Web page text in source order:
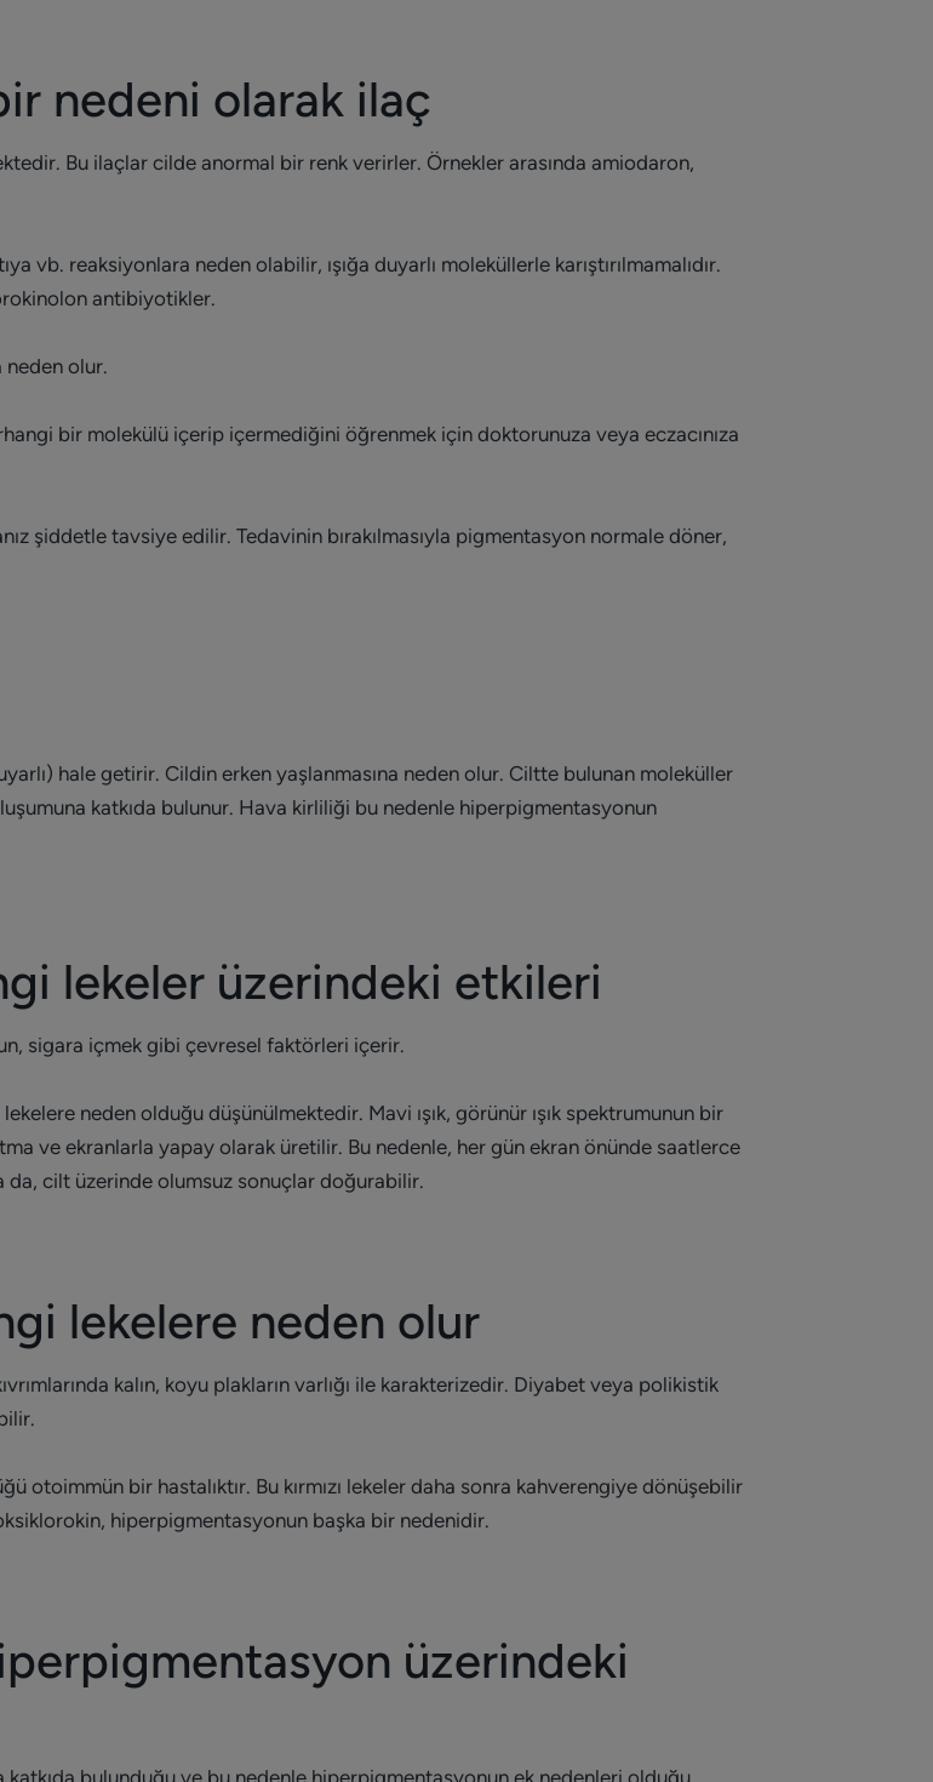
nedeni olarak ilaç
Bu ilaçlar cilde anormal bir renk verirler. Örnekler arasında amiodaron,
vb. reaksiyonlara neden olabilir, ışığa duyarlı moleküllerle karıştırılmamalıdır.
antibiyotikler.
neden olur.
bir molekülü içerip içermediğini öğrenmek için doktorunuza veya eczacınıza
şiddetle tavsiye edilir. Tedavinin bırakılmasıyla pigmentasyon normale döner,
hale getirir. Cildin erken yaşlanmasına neden olur. Ciltte bulunan moleküller
katkıda bulunur. Hava kirliliği bu nedenle hiperpigmentasyonun
lekeler üzerindeki etkileri
sigara içmek gibi çevresel faktörleri içerir.
neden olduğu düşünülmektedir. Mavi ışık, görünür ışık spektrumunun bir
ve ekranlarla yapay olarak üretilir. Bu nedenle, her gün ekran önünde saatlerce
da, cilt üzerinde olumsuz sonuçlar doğurabilir.
lekelere neden olur
kalın, koyu plakların varlığı ile karakterizedir. Diyabet veya polikistik
otoimmün bir hastalıktır. Bu kırmızı lekeler daha sonra kahverengiye dönüşebilir
hiperpigmentasyonun başka bir nedenidir.
üzerindeki
bulunduğu ve bu nedenle hiperpigmentasyonun ek nedenleri olduğu